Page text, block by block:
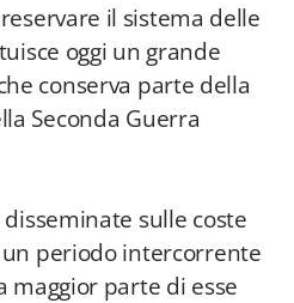
il sistema delle
oggi un grande
conserva parte della
Seconda Guerra
sulle coste
periodo intercorrente
maggior parte di esse